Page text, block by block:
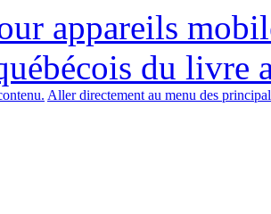
appareils
du livre
Aller directement au menu des